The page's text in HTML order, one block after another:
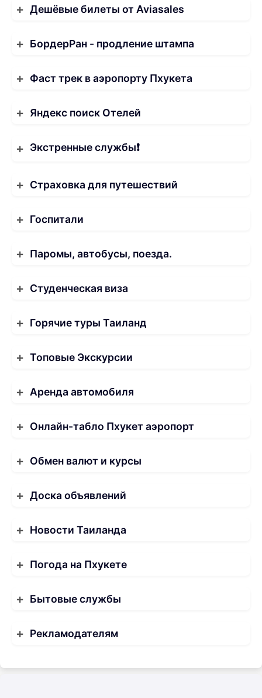
Дешёвые билеты от Aviasales
БордерРан - продление штампа
Фаст трек в аэропорту Пхукета
Яндекс поиск Отелей
Экстренные службы❗️
Страховка для путешествий
Госпитали
Паромы, автобусы, поезда.
Студенческая виза
Горячие туры Таиланд
Топовые Экскурсии
Аренда автомобиля
Онлайн-табло Пхукет аэропорт
Обмен валют и курсы
Доска объявлений
Новости Таиланда
Погода на Пхукете
Бытовые службы
Рекламодателям